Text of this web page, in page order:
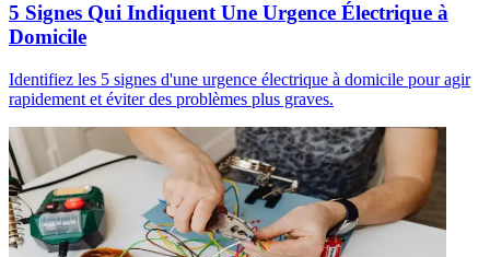
5 Signes Qui Indiquent Une Urgence Électrique à
Domicile
Identifiez les 5 signes d'une urgence électrique à domicile pour agir
rapidement et éviter des problèmes plus graves.